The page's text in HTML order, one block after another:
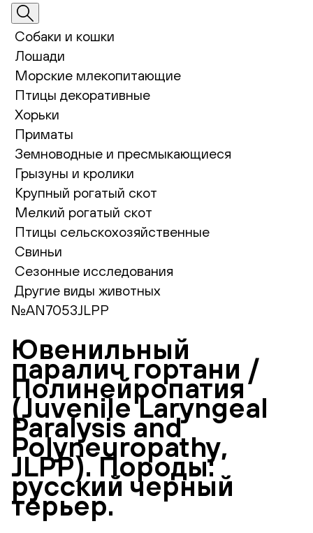
Собаки и кошки
Лошади
Морские млекопитающие
Птицы декоративные
Хорьки
Приматы
Земноводные и пресмыкающиеся
Грызуны и кролики
Крупный рогатый скот
Мелкий рогатый скот
Птицы сельскохозяйственные
Свиньи
Сезонные исследования
Другие виды животных
№AN7053JLPP
Ювенильный
паралич гортани /
Полинейропатия
(Juvenile Laryngeal
Paralysis and
Polyneuropathy,
JLPP). Породы:
русский черный
терьер.